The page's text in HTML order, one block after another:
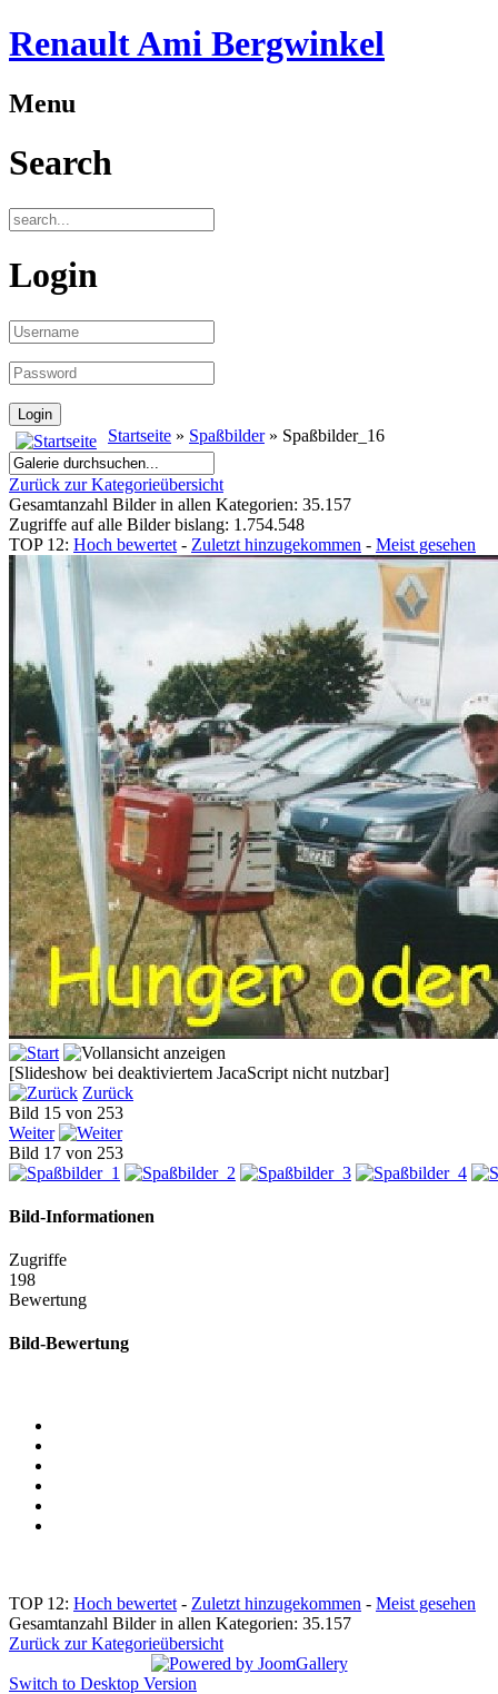
Renault Ami Bergwinkel
Menu
Search
Login
Startseite » Spaßbilder» Spaßbilder_16
Zurück zur Kategorieübersicht
Gesamtanzahl Bilder in allen Kategorien: 35.157
Zugriffe auf alle Bilder bislang: 1.754.548
TOP 12: Hoch bewertet - Zuletzt hinzugekommen - Meist gesehen
[Slideshow bei deaktiviertem JacaScript nicht nutzbar]
Zurück
Bild 15 von 253
Weiter
Bild 17 von 253
Bild-Informationen
Zugriffe
198
Bewertung
Bild-Bewertung
TOP 12: Hoch bewertet - Zuletzt hinzugekommen - Meist gesehen
Gesamtanzahl Bilder in allen Kategorien: 35.157
Zurück zur Kategorieübersicht
Switch to Desktop Version